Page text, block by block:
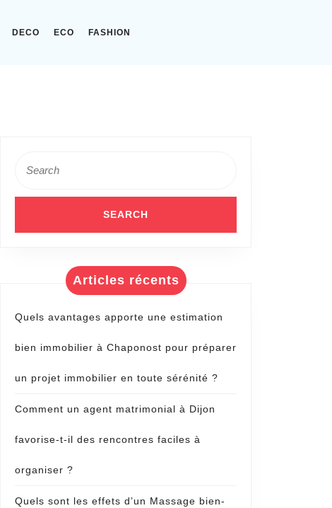
DECO ECO FASHION
for:
Articles récents
Quels avantages apporte une estimation
bien immobilier à Chaponost pour préparer
un projet immobilier en toute sérénité ?
Comment un agent matrimonial à Dijon
favorise-t-il des rencontres faciles à
organiser ?
Quels sont les effets d’un Massage bien-